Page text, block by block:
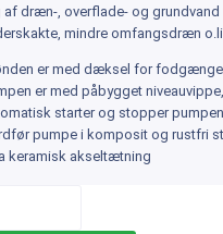
af dræn-, overflade- og grundvand
mindre omfangsdræn
er med dæksel for
er med påbygget
starter og stopper pumpen
pumpe i komposit og rustfri
keramisk akseltætning